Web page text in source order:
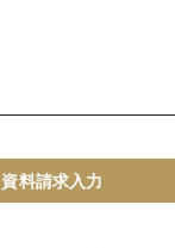
資料請求入力